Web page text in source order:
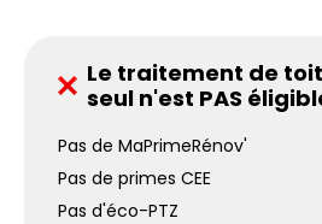
Le traitement de
seul n'est PAS
Pas de MaPrimeRénov'
Pas de primes CEE
Pas d'éco-PTZ